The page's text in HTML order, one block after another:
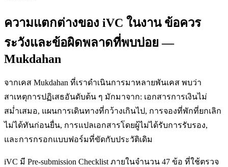
ความแตกต่างของ iVC ในงาน ข้อควร
ระวังและข้อผิดพลาดที่พบบ่อย —
Mukdahan
จากเคส Mukdahan ที่เราดำเนินการมาหลายพันเคส พบว่า
สาเหตุการปฏิเสธอันดับต้น ๆ มักมาจาก: เอกสารการเงินไม่
สม่ำเสมอ, แผนการเดินทางที่กว้างเกินไป, การจองที่พักที่ยกเลิก
ไม่ได้ทันก่อนยื่น, การแปลเอกสารโดยผู้ไม่ได้รับการรับรอง,
และการกรอกแบบฟอร์มที่ขัดกับประวัติเดิม
iVC มี Pre-submission Checklist ภายในจำนวน 47 ข้อ ที่ใช้ตรวจ